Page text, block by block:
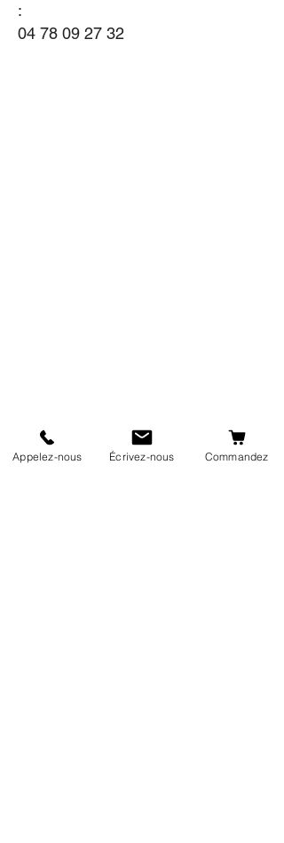
:
04 78 09 27 32
Appelez-nous Écrivez-nous Commandez